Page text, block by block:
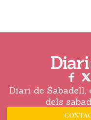
Diari de Sabadell,
dels